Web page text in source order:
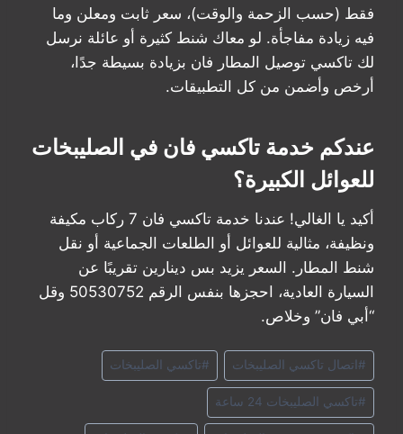
فقط (حسب الزحمة والوقت)، سعر ثابت ومعلن وما
فيه زيادة مفاجأة. لو معاك شنط كثيرة أو عائلة نرسل
لك تاكسي توصيل المطار فان بزيادة بسيطة جدًا،
أرخص وأضمن من كل التطبيقات.
عندكم خدمة تاكسي فان في الصليبخات
للعوائل الكبيرة؟
أكيد يا الغالي! عندنا خدمة تاكسي فان 7 ركاب مكيفة
ونظيفة، مثالية للعوائل أو الطلعات الجماعية أو نقل
شنط المطار. السعر يزيد بس دينارين تقريبًا عن
السيارة العادية، احجزها بنفس الرقم 50530752 وقل
“أبي فان” وخلاص.
وسوم
المقال:
# اتصال تاكسي الصليبخات #تاكسي الصليبخات
#تاكسي الصليبخات 24 ساعة